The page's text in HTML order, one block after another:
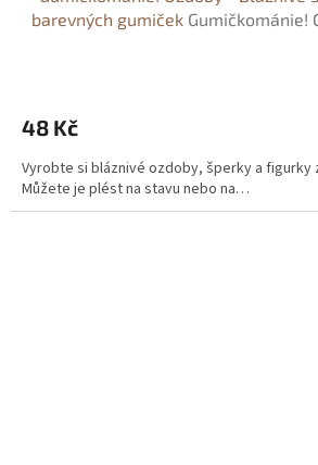
barevných gumiček Gumičkománie!
48 Kč
Vyrobte si bláznivé ozdoby, šperky a figurky
Můžete je plést na stavu nebo na…